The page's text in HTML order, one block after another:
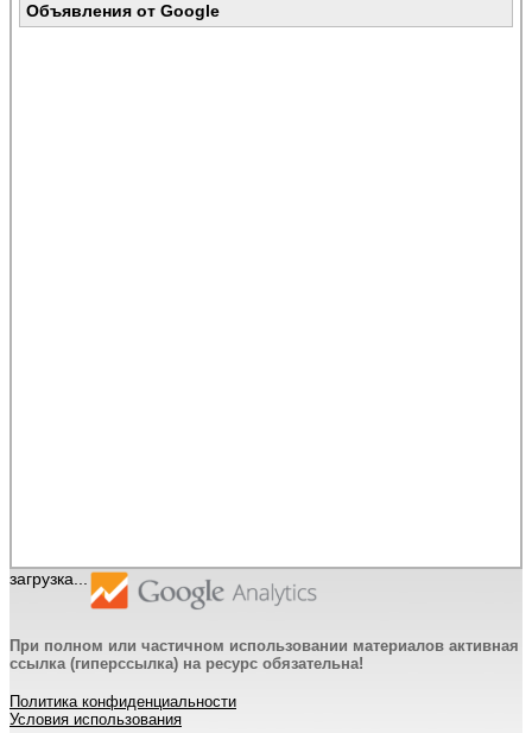
Объявления от Google
загрузка...
При полном или частичном использовании материалов активная
ссылка (гиперссылка) на ресурс обязательна!
Политика конфиденциальности
Условия использования